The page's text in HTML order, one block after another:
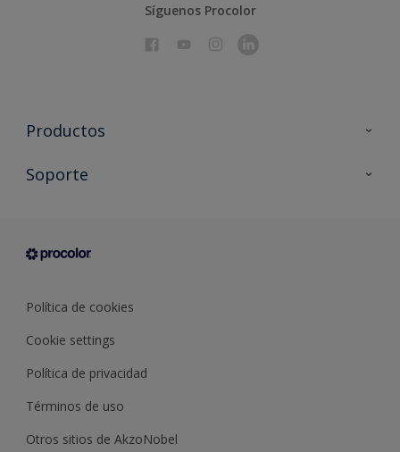
Síguenos Procolor
Productos
Todos los productos
Condiciones generales de venta
Soporte
Sobre Procolor
Política de cookies
Cookie settings
Política de privacidad
Términos de uso
Otros sitios de AkzoNobel